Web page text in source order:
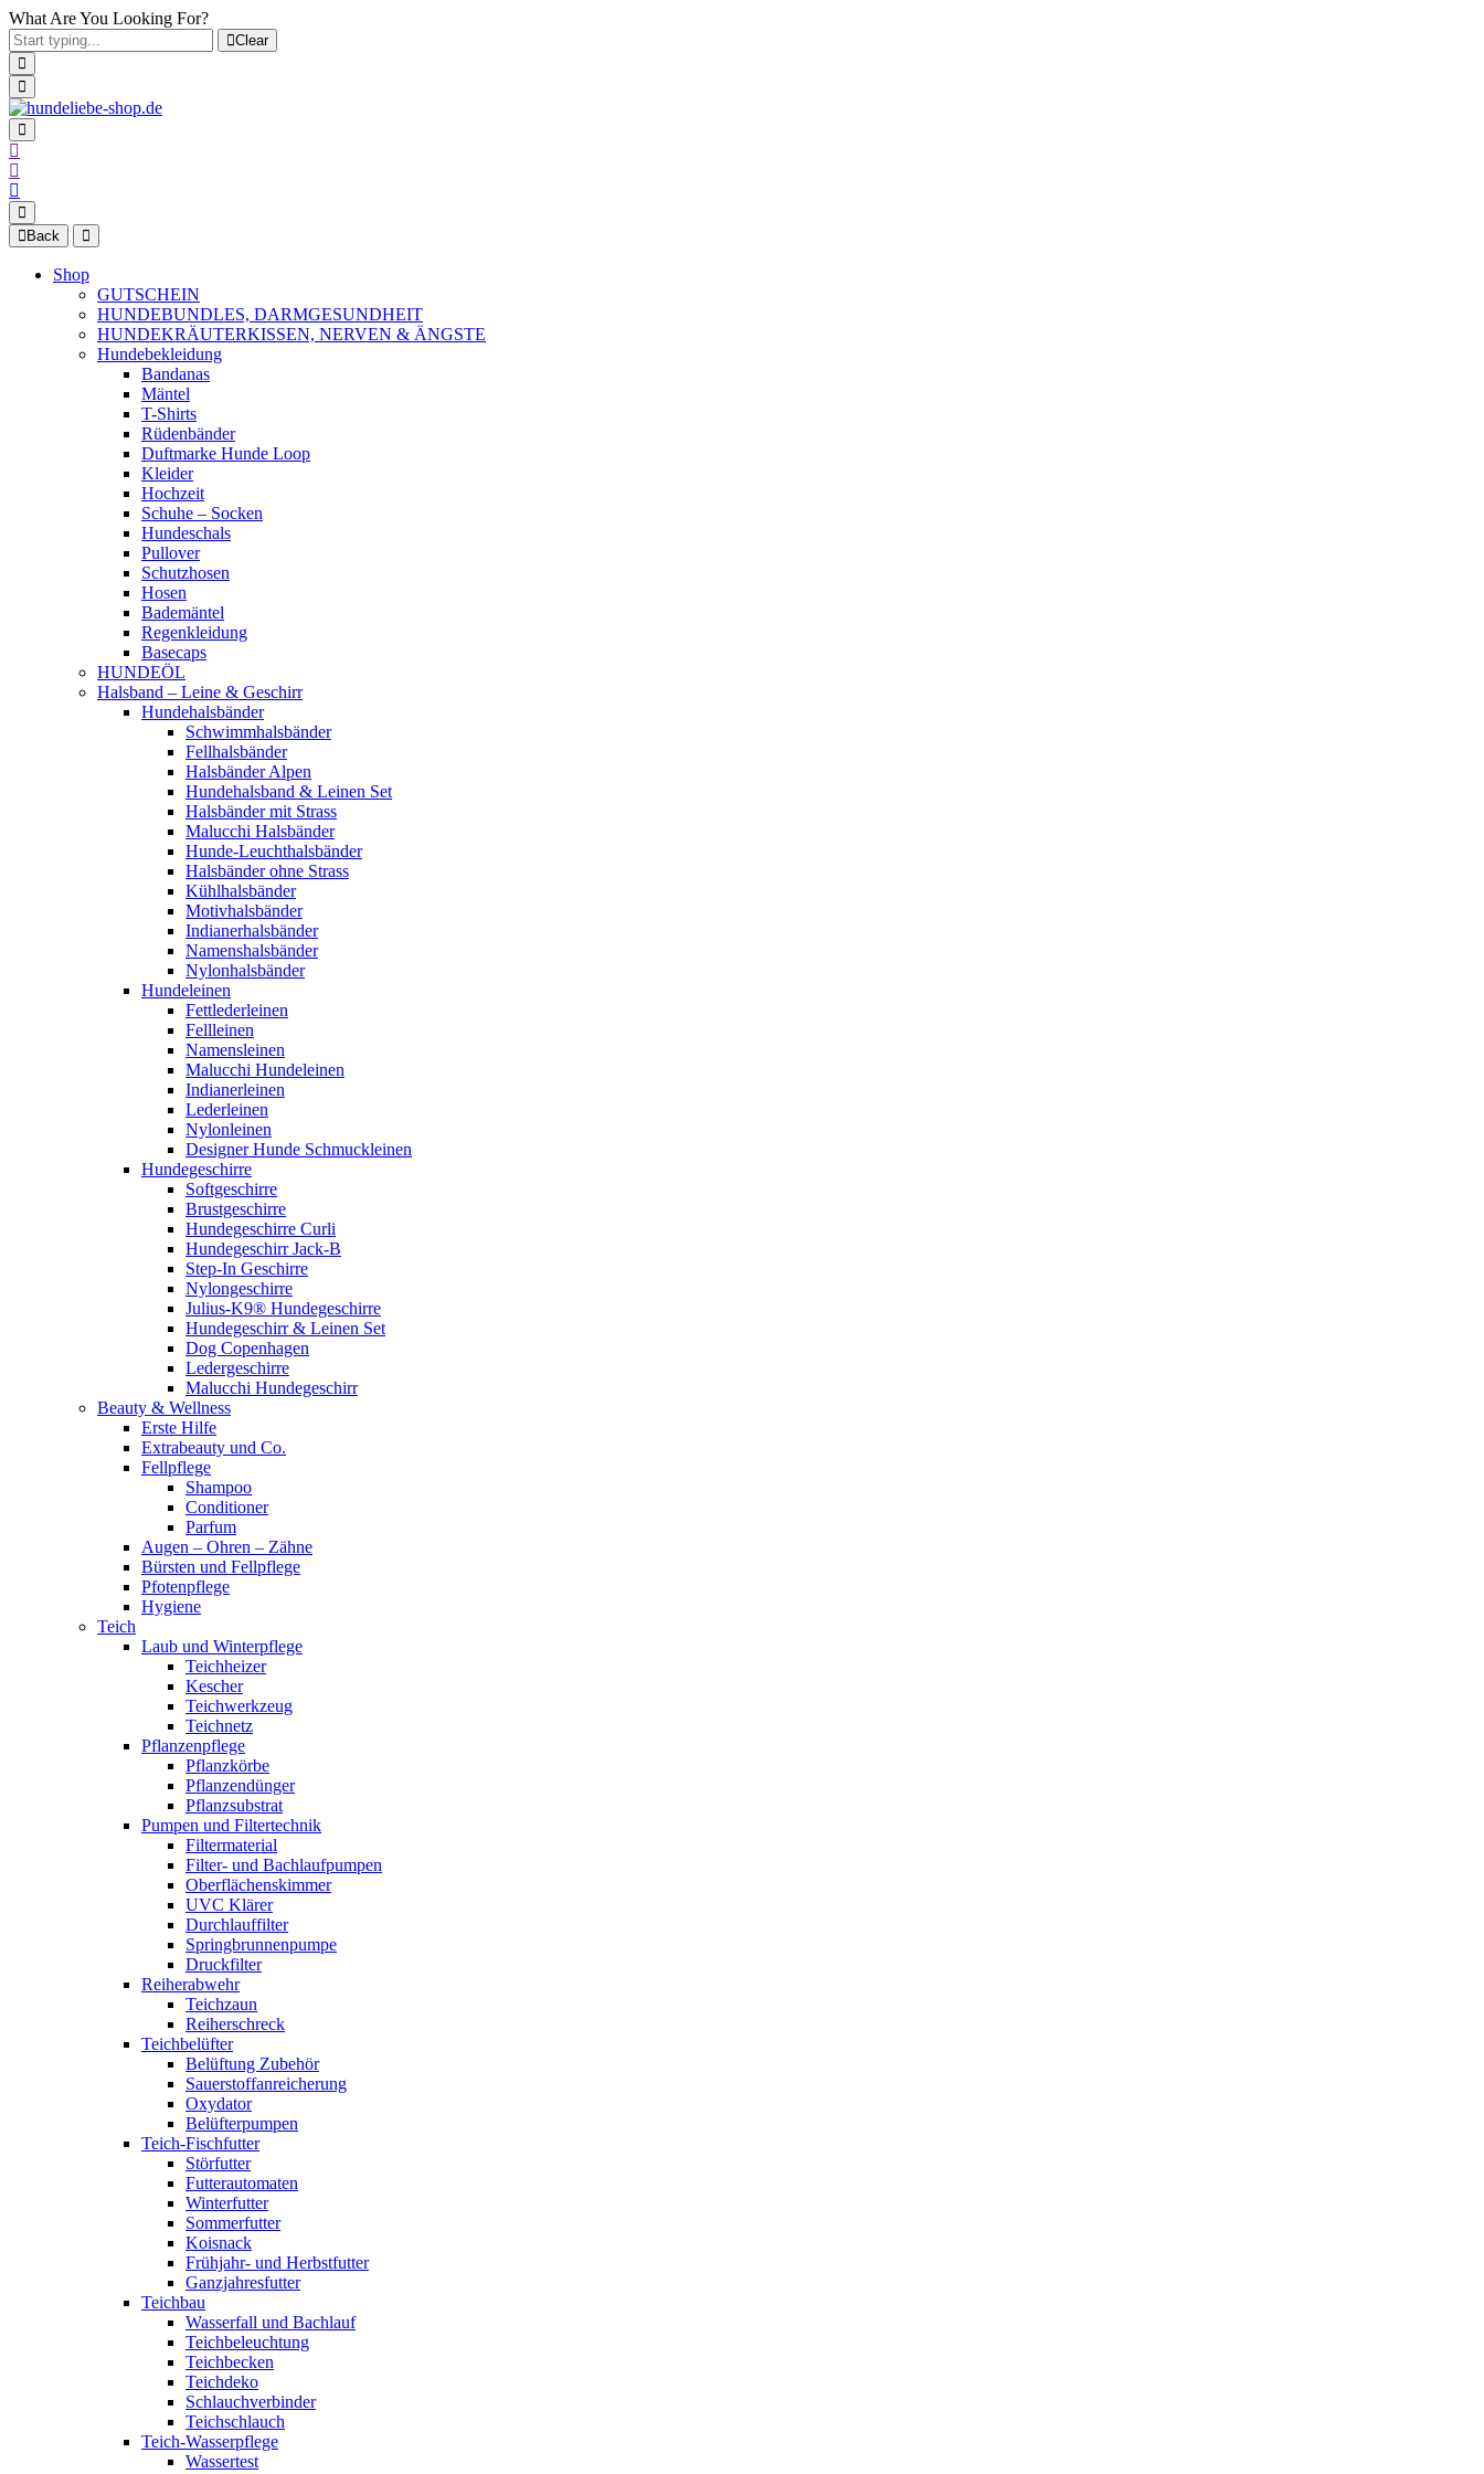
What Are You Looking For?
Clear
Back
Shop
GUTSCHEIN
HUNDEBUNDLES, DARMGESUNDHEIT
HUNDEKRÄUTERKISSEN, NERVEN & ÄNGSTE
Hundebekleidung
Bandanas
Mäntel
T-Shirts
Rüdenbänder
Duftmarke Hunde Loop
Kleider
Hochzeit
Schuhe – Socken
Hundeschals
Pullover
Schutzhosen
Hosen
Bademäntel
Regenkleidung
Basecaps
HUNDEÖL
Halsband – Leine & Geschirr
Hundehalsbänder
Schwimmhalsbänder
Fellhalsbänder
Halsbänder Alpen
Hundehalsband & Leinen Set
Halsbänder mit Strass
Malucchi Halsbänder
Hunde-Leuchthalsbänder
Halsbänder ohne Strass
Kühlhalsbänder
Motivhalsbänder
Indianerhalsbänder
Namenshalsbänder
Nylonhalsbänder
Hundeleinen
Fettlederleinen
Fellleinen
Namensleinen
Malucchi Hundeleinen
Indianerleinen
Lederleinen
Nylonleinen
Designer Hunde Schmuckleinen
Hundegeschirre
Softgeschirre
Brustgeschirre
Hundegeschirre Curli
Hundegeschirr Jack-B
Step-In Geschirre
Nylongeschirre
Julius-K9® Hundegeschirre
Hundegeschirr & Leinen Set
Dog Copenhagen
Ledergeschirre
Malucchi Hundegeschirr
Beauty & Wellness
Erste Hilfe
Extrabeauty und Co.
Fellpflege
Shampoo
Conditioner
Parfum
Augen – Ohren – Zähne
Bürsten und Fellpflege
Pfotenpflege
Hygiene
Teich
Laub und Winterpflege
Teichheizer
Kescher
Teichwerkzeug
Teichnetz
Pflanzenpflege
Pflanzkörbe
Pflanzendünger
Pflanzsubstrat
Pumpen und Filtertechnik
Filtermaterial
Filter- und Bachlaufpumpen
Oberflächenskimmer
UVC Klärer
Durchlauffilter
Springbrunnenpumpe
Druckfilter
Reiherabwehr
Teichzaun
Reiherschreck
Teichbelüfter
Belüftung Zubehör
Sauerstoffanreicherung
Oxydator
Belüfterpumpen
Teich-Fischfutter
Störfutter
Futterautomaten
Winterfutter
Sommerfutter
Koisnack
Frühjahr- und Herbstfutter
Ganzjahresfutter
Teichbau
Wasserfall und Bachlauf
Teichbeleuchtung
Teichbecken
Teichdeko
Schlauchverbinder
Teichschlauch
Teich-Wasserpflege
Wassertest